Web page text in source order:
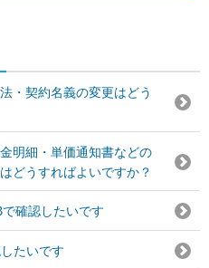
・契約名義の変更はどう
明細・単価通知書などの
どうすればよいですか？
確認したいです
たいです